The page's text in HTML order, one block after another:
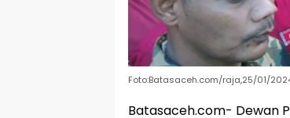
Foto:Batasaceh.com/raja,25/01/
Batasaceh.com- Dewan